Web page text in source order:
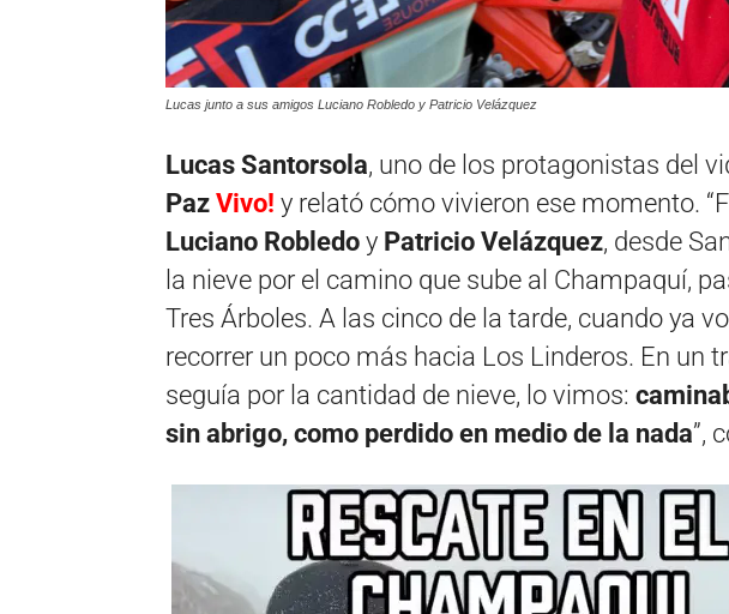
Lucas junto a sus amigos Luciano Robledo y Patricio Velázquez
Lucas Santorsola, uno de los protagonistas del
Paz Vivo! y relató cómo vivieron ese momento.
Luciano Robledo y Patricio Velázquez, desde
la nieve por el camino que sube al Champaquí,
Tres Árboles. A las cinco de la tarde, cuando ya
recorrer un poco más hacia Los Linderos. En un
seguía por la cantidad de nieve, lo vimos:
sin abrigo, como perdido en medio de la nada”,